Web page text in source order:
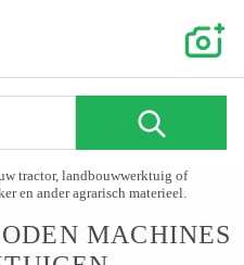
tractor, landbouwwerktuig of
en ander agrarisch materieel.
MACHINES